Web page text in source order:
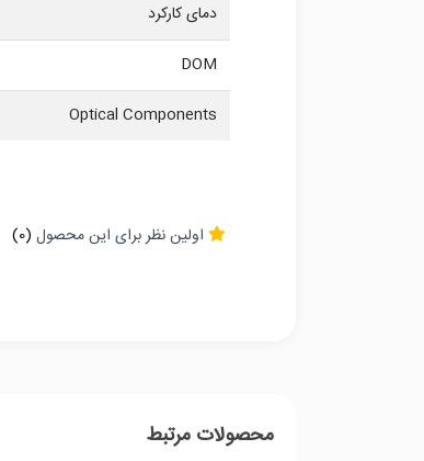
دمای کارکرد
DOM
Optical Components
اولین نظر برای این محصول (0)
محصولات مرتبط